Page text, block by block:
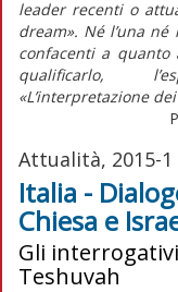
leader recenti o
dream». Né l’una
confacenti a quanto
qualificarlo,
«L’interpretazione
Attualità, 2015-1
Italia -
Chiesa e
Gli
Teshuvah